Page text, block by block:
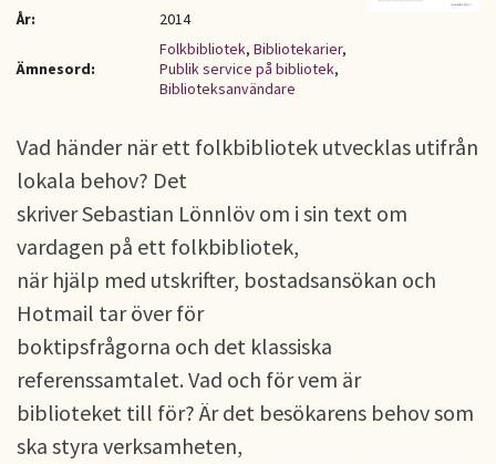
År:
2014
Ämnesord:
Folkbibliotek, Bibliotekarier,
Publik service på bibliotek,
Biblioteksanvändare
Vad händer när ett folkbibliotek utvecklas utifrån
lokala behov? Det
skriver Sebastian Lönnlöv om i sin text om
vardagen på ett folkbibliotek,
när hjälp med utskrifter, bostadsansökan och
Hotmail tar över för
boktipsfrågorna och det klassiska
referenssamtalet. Vad och för vem är
biblioteket till för? Är det besökarens behov som
ska styra verksamheten,